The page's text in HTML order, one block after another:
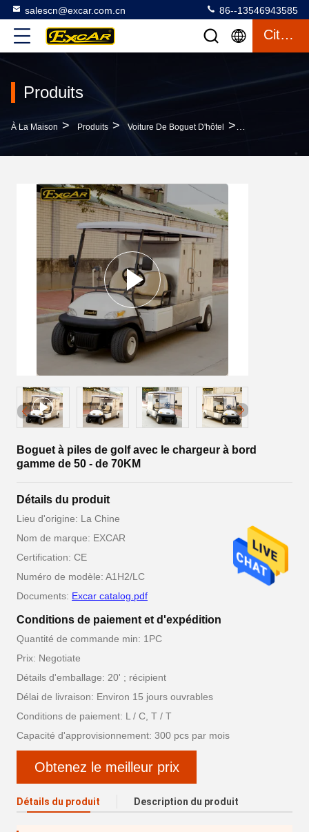
salescn@excar.com.cn 86--13546943585
Citation
Produits
À La Maison > Produits > Voiture De Boguet D'hôtel >
Boguet à piles de golf avec le chargeur à bord
gamme de 50 - de 70KM
Détails du produit
Lieu d'origine: La Chine
Nom de marque: EXCAR
Certification: CE
Numéro de modèle: A1H2/LC
Documents: Excar catalog.pdf
Conditions de paiement et d'expédition
Quantité de commande min: 1PC
Prix: Negotiate
Détails d'emballage: 20' ; récipient
Délai de livraison: Environ 15 jours ouvrables
Conditions de paiement: L / C, T / T
Capacité d'approvisionnement: 300 pcs par mois
Obtenez le meilleur prix
Détails du produit Description du produit